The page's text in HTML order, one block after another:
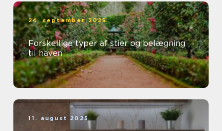
24. september 2025
Forskellige typer af stier og belægning
til haven
11. august 2025